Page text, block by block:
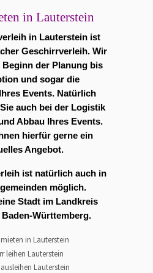
in Lauterstein
in Lauterstein ist
Geschirrverleih. Wir
Beginn der Planung bis
und sogar die
Events. Natürlich
auch bei der Logistik
Abbau Ihres Events.
hierfür gerne ein
Angebot.
ist natürlich auch in
möglich.
Stadt im Landkreis
Württemberg.